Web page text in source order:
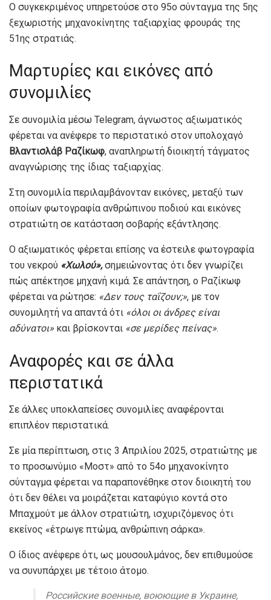
Ο συγκεκριμένος υπηρετούσε στο 95ο σύνταγμα της 5ης
ξεχωριστής μηχανοκίνητης ταξιαρχίας φρουράς της
51ης στρατιάς.
Μαρτυρίες και εικόνες από
συνομιλίες
Σε συνομιλία μέσω Telegram, άγνωστος αξιωματικός
φέρεται να ανέφερε το περιστατικό στον υπολοχαγό
Βλαντισλάβ Ραζίκωφ, αναπληρωτή διοικητή τάγματος
αναγνώρισης της ίδιας ταξιαρχίας.
Στη συνομιλία περιλαμβάνονταν εικόνες, μεταξύ των
οποίων φωτογραφία ανθρώπινου ποδιού και εικόνες
στρατιώτη σε κατάσταση σοβαρής εξάντλησης.
Ο αξιωματικός φέρεται επίσης να έστειλε φωτογραφία
του νεκρού «Χωλού»,σημειώνοντας ότι δεν γνωρίζει
πώς απέκτησε μηχανή κιμά. Σε απάντηση, ο Ραζίκωφ
φέρεται να ρώτησε: «Δεν τους ταΐζουν;», με τον
συνομιλητή να απαντά ότι «όλοι οι άνδρες είναι
αδύνατοι» και βρίσκονται «σε μερίδες πείνας».
Αναφορές και σε άλλα
περιστατικά
Σε άλλες υποκλαπείσες συνομιλίες αναφέρονται
επιπλέον περιστατικά.
Σε μία περίπτωση, στις 3 Απριλίου 2025, στρατιώτης με
το προσωνύμιο «Μοστ» από το 54ο μηχανοκίνητο
σύνταγμα φέρεται να παραπονέθηκε στον διοικητή του
ότι δεν θέλει να μοιράζεται καταφύγιο κοντά στο
Μπαχμούτ με άλλον στρατιώτη, ισχυριζόμενος ότι
εκείνος «έτρωγε πτώμα, ανθρώπινη σάρκα».
Ο ίδιος ανέφερε ότι, ως μουσουλμάνος, δεν επιθυμούσε
να συνυπάρχει με τέτοιο άτομο.
Российские военные, воюющие в Украине,